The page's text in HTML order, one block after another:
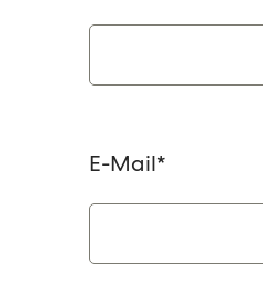
E-Mail*